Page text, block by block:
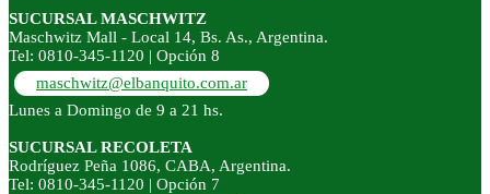
SUCURSAL MASCHWITZ
Maschwitz Mall - Local 14, Bs. As., Argentina.
Tel: 0810-345-1120 | Opción 8
maschwitz@elbanquito.com.ar
Lunes a Domingo de 9 a 21 hs.
SUCURSAL RECOLETA
Rodríguez Peña 1086, CABA, Argentina.
Tel: 0810-345-1120 | Opción 7